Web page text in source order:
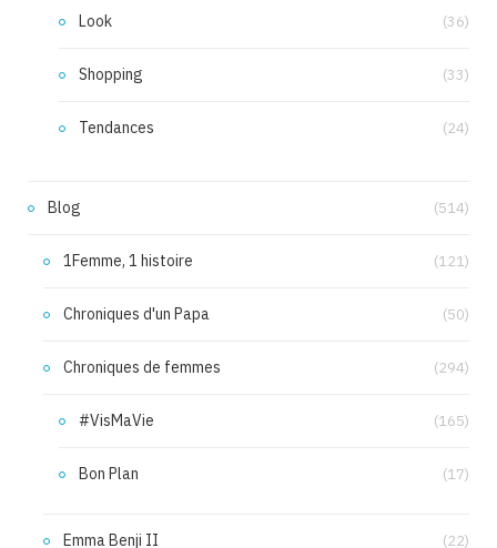
Look (36)
Shopping (33)
Tendances (24)
Blog (514)
1Femme, 1 histoire (121)
Chroniques d'un Papa (50)
Chroniques de femmes (294)
#VisMaVie (165)
Bon Plan (17)
Emma Benji II (22)